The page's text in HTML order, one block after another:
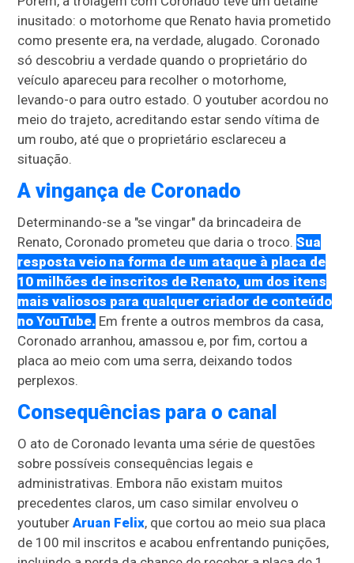
inusitado: o motorhome que Renato havia prometido
como presente era, na verdade, alugado. Coronado
só descobriu a verdade quando o proprietário do
veículo apareceu para recolher o motorhome,
levando-o para outro estado. O youtuber acordou no
meio do trajeto, acreditando estar sendo vítima de
um roubo, até que o proprietário esclareceu a
situação.
A vingança de Coronado
Determinando-se a "se vingar" da brincadeira de
Renato, Coronado prometeu que daria o troco.Sua
resposta veio na forma de um ataque à placa de
10 milhões de inscritos de Renato, um dos itens
mais valiosos para qualquer criador de conteúdo
no YouTube. Em frente a outros membros da casa,
Coronado arranhou, amassou e, por fim, cortou a
placa ao meio com uma serra, deixando todos
perplexos.
Consequências para o canal
O ato de Coronado levanta uma série de questões
sobre possíveis consequências legais e
administrativas. Embora não existam muitos
precedentes claros, um caso similar envolveu o
youtuberAruan Felix, que cortou ao meio sua placa
de 100 mil inscritos e acabou enfrentando punições,